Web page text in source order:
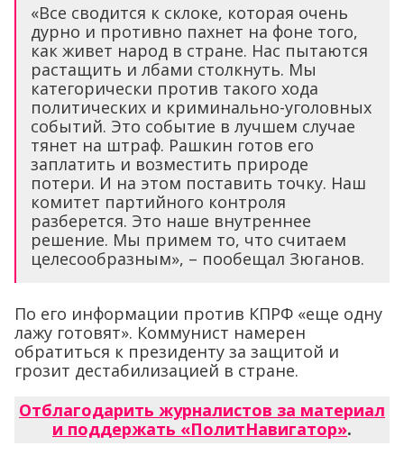
«Все сводится к склоке, которая очень
дурно и противно пахнет на фоне того,
как живет народ в стране. Нас пытаются
растащить и лбами столкнуть. Мы
категорически против такого хода
политических и криминально-уголовных
событий. Это событие в лучшем случае
тянет на штраф. Рашкин готов его
заплатить и возместить природе
потери. И на этом поставить точку. Наш
комитет партийного контроля
разберется. Это наше внутреннее
решение. Мы примем то, что считаем
целесообразным», – пообещал Зюганов.
По его информации против КПРФ «еще одну
лажу готовят». Коммунист намерен
обратиться к президенту за защитой и
грозит дестабилизацией в стране.
Отблагодарить журналистов за материал
и поддержать «ПолитНавигатор».